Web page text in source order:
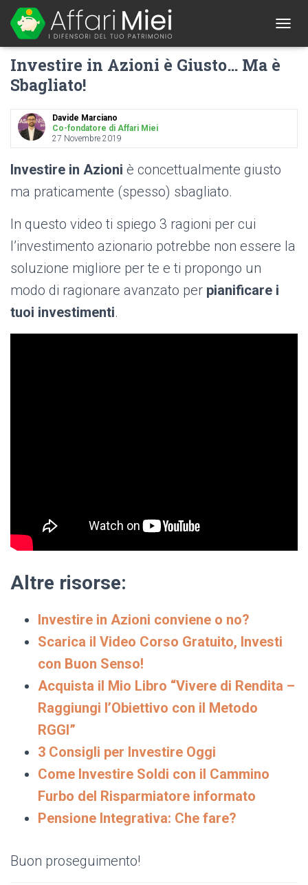
O
N
Investire in Azioni è Giusto… Ma è
Sbagliato!
Davide Marciano
Co-fondatore di Affari Miei
27 Novembre 2019
Investire in Azioni è concettualmente giusto
ma praticamente (spesso) sbagliato.
In questo video ti spiego 3 ragioni per cui
l’investimento azionario potrebbe non essere la
soluzione migliore per te e ti propongo un
modo di ragionare avanzato per pianificare i
tuoi investimenti.
Altre risorse:
Investire in Azioni conviene o no?
Scarica il Video Corso Gratuito, Investi
con Buon Senso!
Acquista il Mio Libro “Vivere di Rendita –
Raggiungi l’Obiettivo con il Metodo
RGGI”
3 Consigli per Investire Oggi
Come Investire Soldi con il Cammino
Furbo del Risparmiatore informato
Pensione Integrativa: Che fare?
Buon proseguimento!